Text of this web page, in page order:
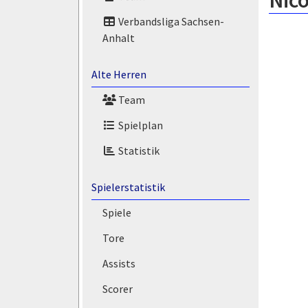
Verbandsliga Sachsen-
Anhalt
Alte Herren
Team
Spielplan
Statistik
Spielerstatistik
Spiele
Tore
Assists
Scorer